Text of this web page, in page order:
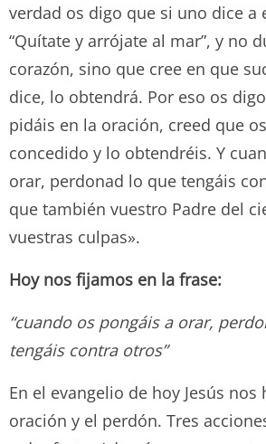
verdad os digo que si uno dice a
“Quítate y arrójate al mar”, y no
corazón, sino que cree en que
dice, lo obtendrá. Por eso os
pidáis en la oración, creed que
concedido y lo obtendréis. Y
orar, perdonad lo que tengáis
que también vuestro Padre del
vuestras culpas».
Hoy nos fijamos en la frase:
“cuando os pongáis a orar,
tengáis contra otros”
En el evangelio de hoy Jesús nos
oración y el perdón. Tres